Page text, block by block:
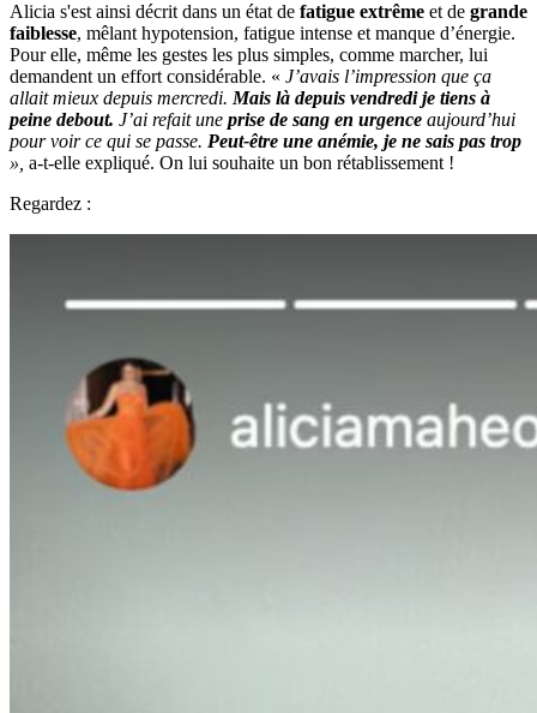
Alicia s'est ainsi décrit dans un état de fatigue extrême et de grande
faiblesse, mêlant hypotension, fatigue intense et manque d’énergie.
Pour elle, même les gestes les plus simples, comme marcher, lui
demandent un effort considérable. « J’avais l’impression que ça
allait mieux depuis mercredi. Mais là depuis vendredi je tiens à
peine debout. J’ai refait une prise de sang en urgence aujourd’hui
pour voir ce qui se passe. Peut-être une anémie, je ne sais pas trop
», a-t-elle expliqué. On lui souhaite un bon rétablissement !
Regardez :